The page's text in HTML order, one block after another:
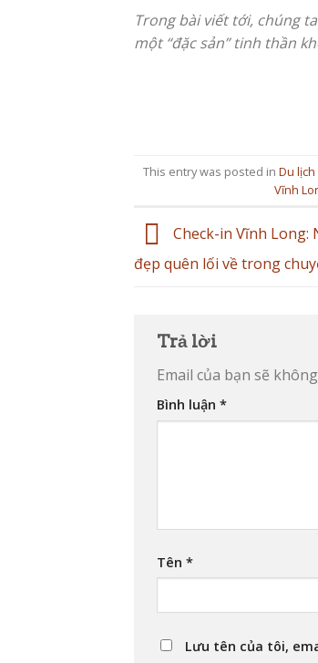
Trong bài viết tới, chúng
một “đặc sản” tinh thần
This entry was posted inDu
Vĩnh
Check-in Vĩnh Long:
đẹp quên lối về trong
Trả lời
Email của bạn sẽ
Bình luận *
Tên *
Lưu tên của tôi,